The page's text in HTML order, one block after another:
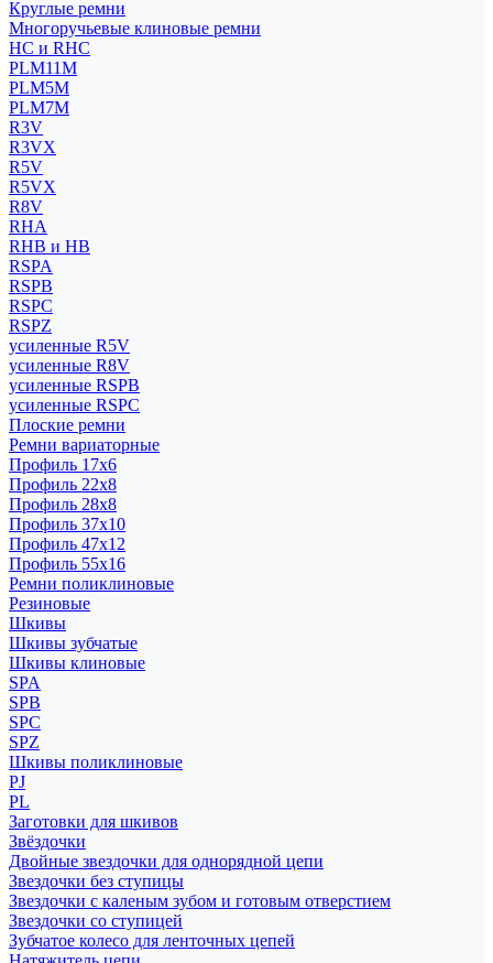
Круглые ремни
Многоручьевые клиновые ремни
HC и RHC
PLM11M
PLM5M
PLM7M
R3V
R3VX
R5V
R5VX
R8V
RHA
RHB и HB
RSPA
RSPB
RSPC
RSPZ
усиленные R5V
усиленные R8V
усиленные RSPB
усиленные RSPC
Плоские ремни
Ремни вариаторные
Профиль 17x6
Профиль 22x8
Профиль 28x8
Профиль 37x10
Профиль 47x12
Профиль 55x16
Ремни поликлиновые
Резиновые
Шкивы
Шкивы зубчатые
Шкивы клиновые
SPA
SPB
SPC
SPZ
Шкивы поликлиновые
PJ
PL
Заготовки для шкивов
Звёздочки
Двойные звездочки для однорядной цепи
Звездочки без ступицы
Звездочки с каленым зубом и готовым отверстием
Звездочки со ступицей
Зубчатое колесо для ленточных цепей